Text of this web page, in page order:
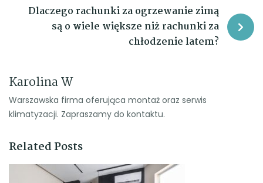
Dlaczego rachunki za ogrzewanie zimą
są o wiele większe niż rachunki za
chłodzenie latem?
Karolina W
Warszawska firma oferująca montaż oraz serwis
klimatyzacji. Zapraszamy do kontaktu.
Related Posts